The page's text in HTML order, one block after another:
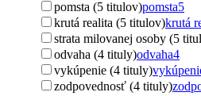
pomsta (5 titulov)pomsta5
krutá realita (5 titulov)krutá
strata milovanej osoby (5
odvaha (4 tituly)odvaha4
vykúpenie (4 tituly)
zodpovednosť (4 tituly)